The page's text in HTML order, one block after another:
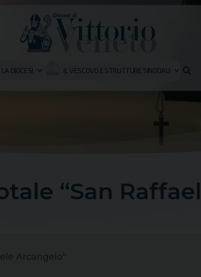
LA DIOCESI IL VESCOVO E STRUTTURE SINODALI
“San
Arcangelo"